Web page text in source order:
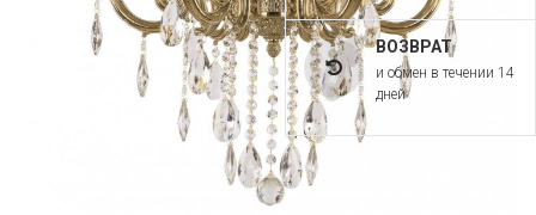
ВОЗВРАТ
и обмен в течении 14
дней